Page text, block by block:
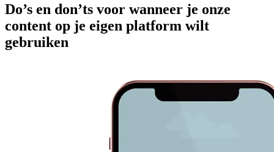
Do’s en don’ts voor wanneer je onze
content op je eigen platform wilt
gebruiken